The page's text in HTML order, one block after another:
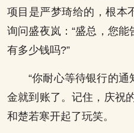
项目是严梦琦给的，根本
询问盛夜岚：“盛总，您
有多少钱吗?”
“你耐心等待银行的
金就到账了。记住，庆祝
和楚若寒开起了玩笑。